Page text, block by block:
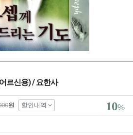
르신용) / 요한사
원 할인내역 10%